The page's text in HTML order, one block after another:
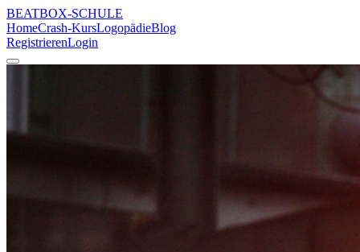
BEATBOX-SCHULE
HomeCrash-KursLogopädieBlog
RegistrierenLogin